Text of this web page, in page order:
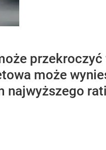
może
najwyższego